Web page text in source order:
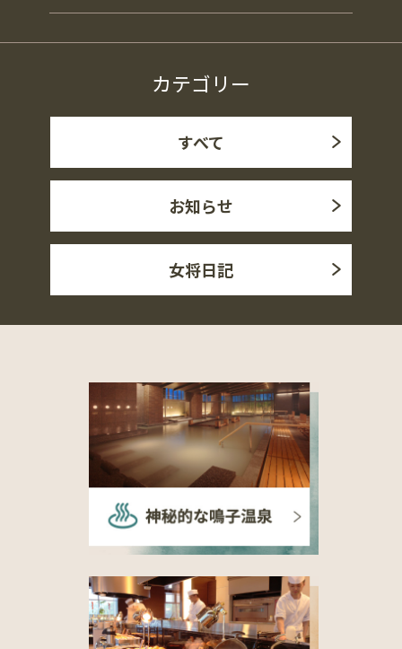
カテゴリー
すべて
お知らせ
女将日記